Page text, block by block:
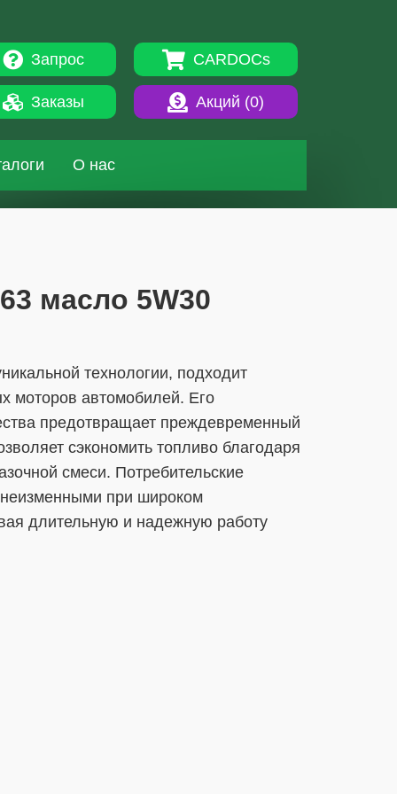
Запрос
Заказы
CARDOCs
Акций (0)
О нас
масло 5W30
технологии, подходит
моторов автомобилей. Его
предотвращает преждевременный
сэкономить топливо благодаря
смеси. Потребительские
при широком
длительную и надежную работу